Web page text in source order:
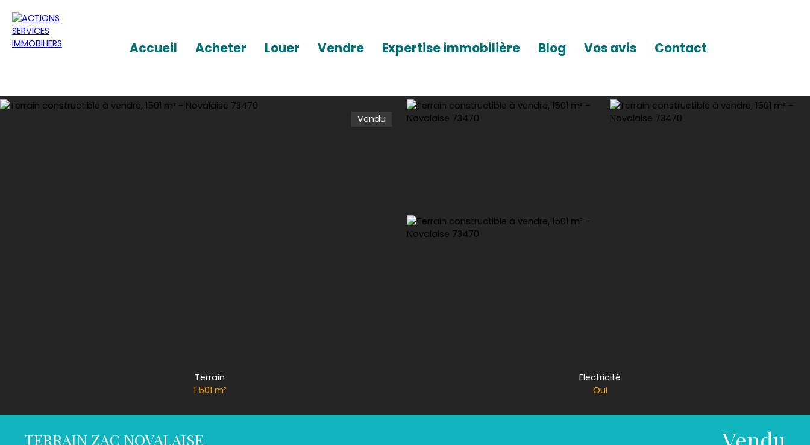
Accueil Acheter Louer Vendre Expertise immobilière Blog Vos avis Contact
Vendu
Terrain
1 501 m²
Electricité
Oui
TERRAIN ZAC NOVALAISE